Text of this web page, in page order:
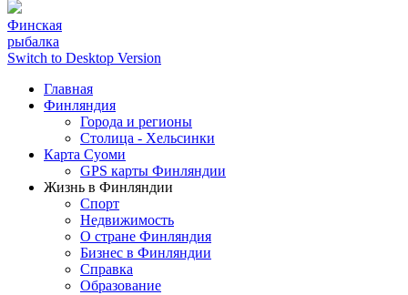
Финская
рыбалка
Switch to Desktop Version
Главная
Финляндия
Города и регионы
Столица - Хельсинки
Карта Суоми
GPS карты Финляндии
Жизнь в Финляндии
Спорт
Недвижимость
О стране Финляндия
Бизнес в Финляндии
Справка
Образование